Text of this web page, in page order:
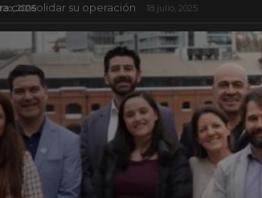
a cargo de Bert Milan 24 marzo, 2026